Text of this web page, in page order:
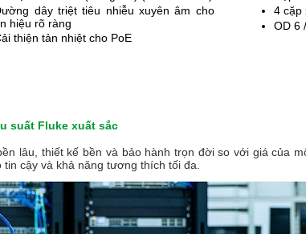
dây triệt tiêu nhiễu xuyên âm cho
hiệu rõ ràng
thiện tản nhiệt cho PoE
4 cặp
OD 6
suất Fluke xuất sắc
lâu, thiết kế bền và bảo hành trọn đời so với giá của
cậy và khả năng tương thích tối đa.